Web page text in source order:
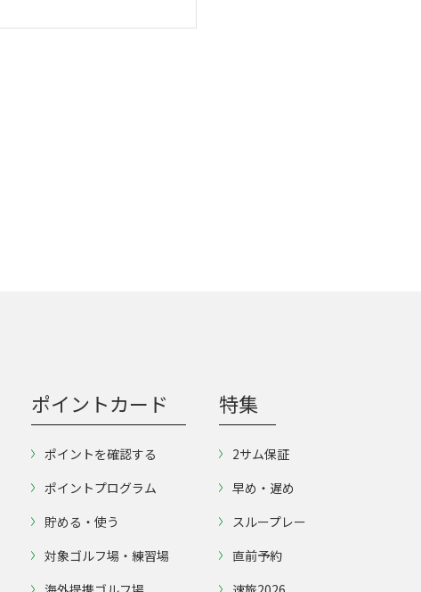
ポイントカード
ポイントを確認する
ポイントプログラム
貯める・使う
対象ゴルフ場・練習場
特集
2サム保証
早め・遅め
スループレー
直前予約